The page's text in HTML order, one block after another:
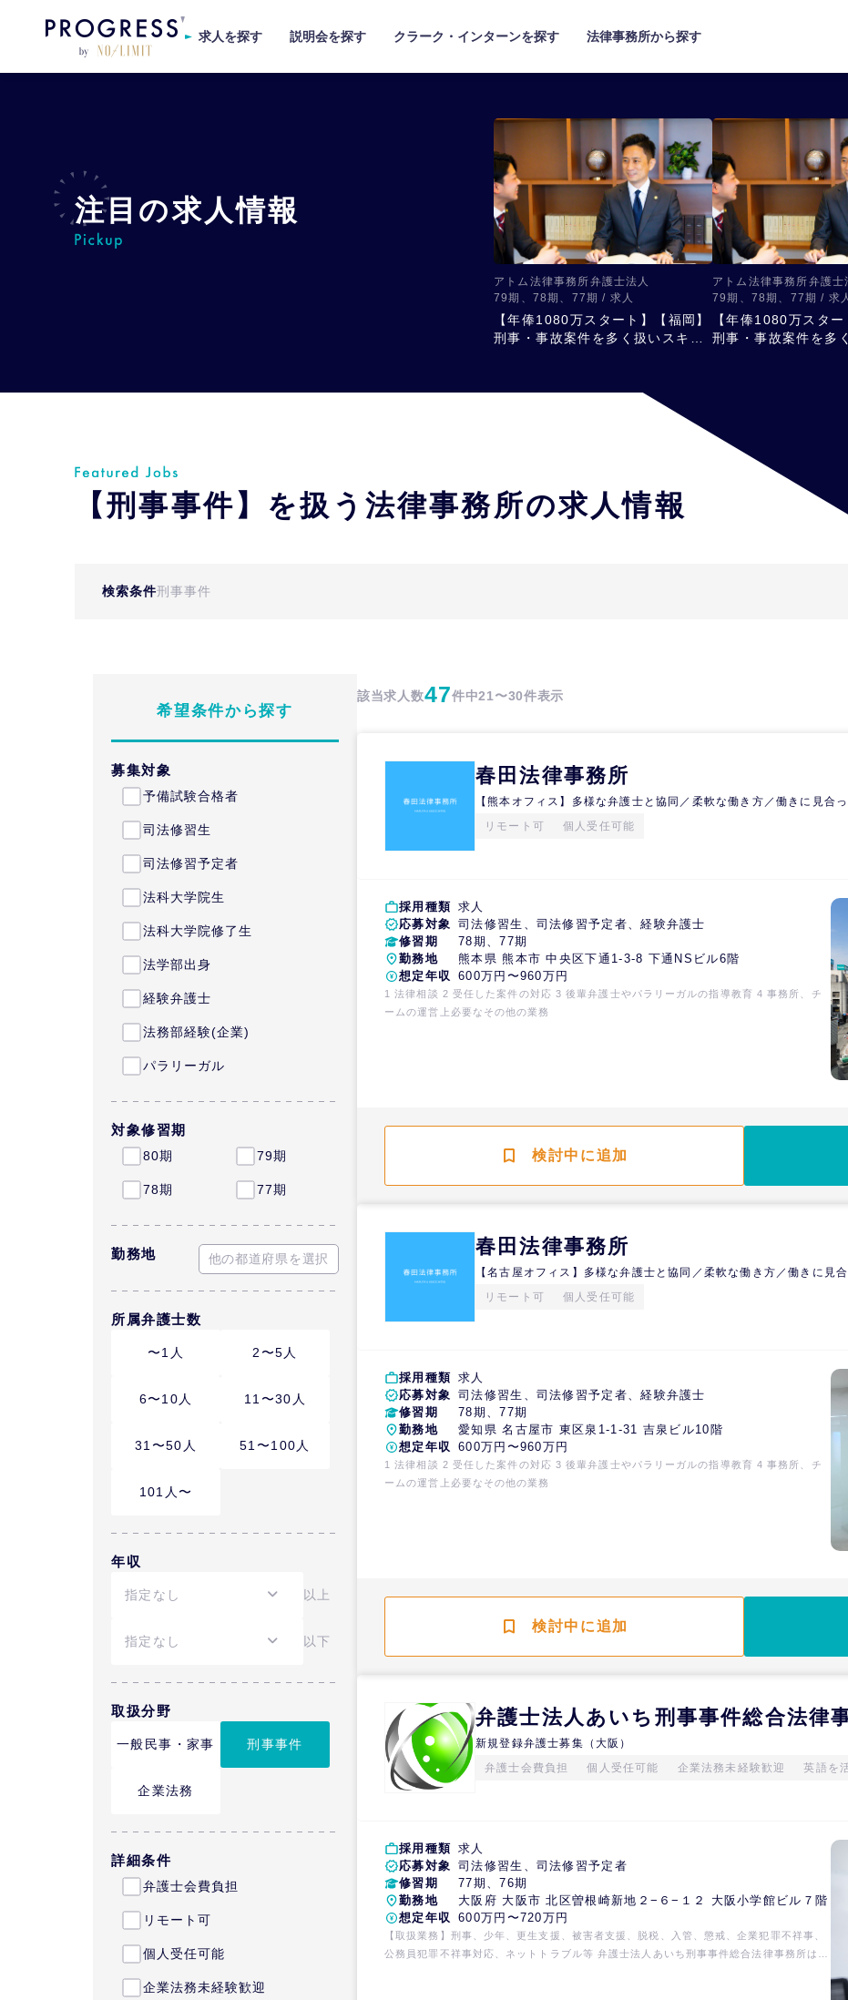
求人を探す 説明会を探す クラーク・インターンを探す 法律事務所から探す
注目の求人情報
アトム法律事務所弁護士法人
79期、78期、77期 / 求人
【年俸1080万スタート】【福岡】
刑事・事故案件を多く扱いスキル
アトム法律事務所弁護士
79期、78期、77期 / 求
【年俸1080万スター
刑事・事故案件を多
【刑事事件】を扱う法律事務所の求人情報
検索条件刑事事件
希望条件から探す
募集対象
予備試験合格者
司法修習生
司法修習予定者
法科大学院生
法科大学院修了生
法学部出身
経験弁護士
法務部経験(企業)
パラリーガル
対象修習期
80期 79期
78期 77期
勤務地 他の都道府県を選択
所属弁護士数
〜1人 2〜5人
6〜10人 11〜30人
31〜50人 51〜100人
101人〜
年収
以上
以下
取扱分野
一般民事・家事 刑事事件
企業法務
詳細条件
弁護士会費負担
リモート可
個人受任可能
企業法務未経験歓迎
該当求人数47件中21〜30件表示
春田法律事務所
【熊本オフィス】多様な弁護士と協同／柔軟な働き方／働きに見合
リモート可
個人受任可能
採用種類 求人
応募対象 司法修習生、司法修習予定者、経験弁護士
修習期
78期、77期
勤務地
熊本県 熊本市 中央区下通1-3-8 下通NSビル6階
想定年収 600万円〜960万円
1 法律相談 2 受任した案件の対応 3 後輩弁護士やパラリーガルの指導教育 4 事務所、チ
ームの運営上必要なその他の業務
検討中に追加
春田法律事務所
【名古屋オフィス】多様な弁護士と協同／柔軟な働き方／働きに見
リモート可
個人受任可能
採用種類 求人
応募対象 司法修習生、司法修習予定者、経験弁護士
修習期
78期、77期
勤務地
愛知県 名古屋市 東区泉1-1-31 吉泉ビル10階
想定年収 600万円〜960万円
1 法律相談 2 受任した案件の対応 3 後輩弁護士やパラリーガルの指導教育 4 事務所、チ
ームの運営上必要なその他の業務
検討中に追加
弁護士法人あいち刑事事件総合法律
新規登録弁護士募集（大阪）
弁護士会費負担
個人受任可能 企業法務未経験歓迎 英語を
採用種類 求人
応募対象 司法修習生、司法修習予定者
修習期
77期、76期
勤務地
大阪府 大阪市 北区曽根崎新地２−６−１２ 大阪小学館ビル７階
想定年収 600万円〜720万円
【取扱業務】刑事、少年、更生支援、被害者支援、脱税、入管、懲戒、企業犯罪不祥事、
公務員犯罪不祥事対応、ネットトラブル等 弁護士法人あいち刑事事件総合法律事務所は、